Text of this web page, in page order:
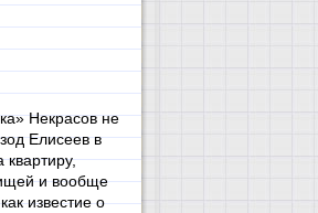
Некрасов не
Елисеев в
и вообще
известие о